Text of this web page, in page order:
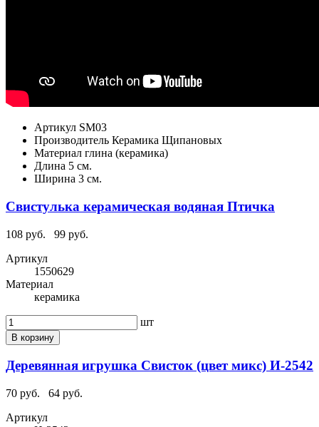
Артикул SM03
Производитель Керамика Щипановых
Материал глина (керамика)
Длина 5 см.
Ширина 3 см.
Свистулька керамическая водяная Птичка
108 руб.
99 руб.
Артикул
1550629
Материал
керамика
шт
В корзину
Деревянная игрушка Свисток (цвет микс) И-2542
70 руб.
64 руб.
Артикул